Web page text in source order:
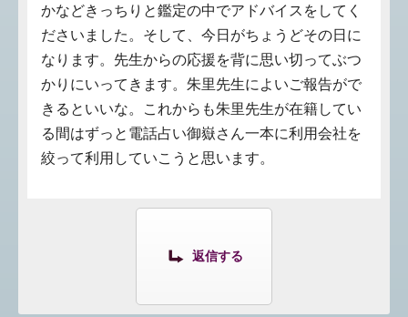
かなどきっちりと鑑定の中でアドバイスをしてく
ださいました。そして、今日がちょうどその日に
なります。先生からの応援を背に思い切ってぶつ
かりにいってきます。朱里先生によいご報告がで
きるといいな。これからも朱里先生が在籍してい
る間はずっと電話占い御嶽さん一本に利用会社を
絞って利用していこうと思います。
返信する